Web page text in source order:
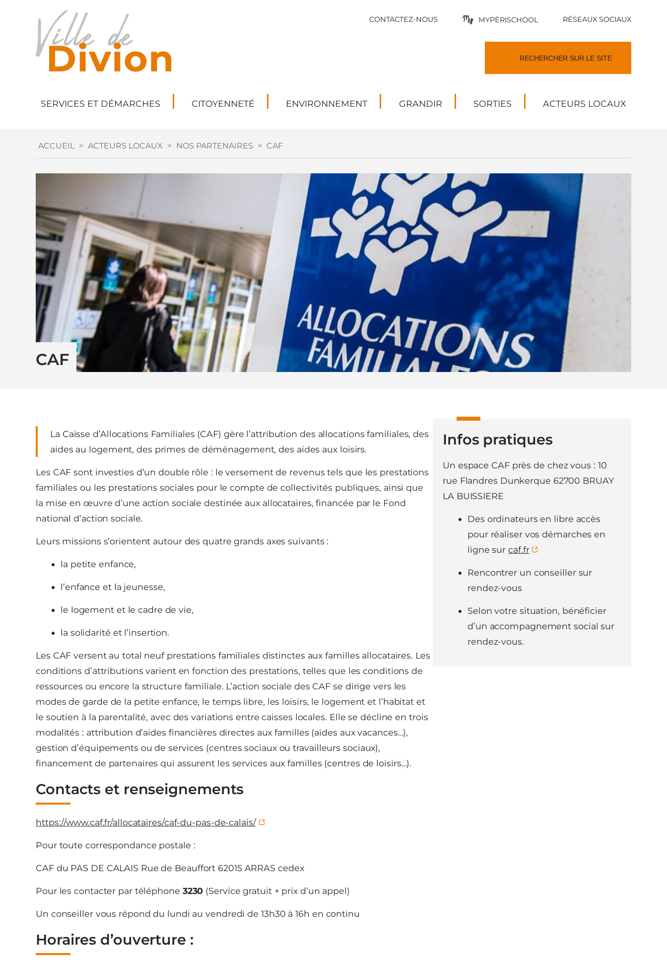
CONTACTEZ-NOUS MYPÉRISCHOOL RÉSEAUX SOCIAUX
SERVICES ET DÉMARCHES CITOYENNETÉ ENVIRONNEMENT GRANDIR SORTIES ACTEURS LOCAUX
ACCUEIL > ACTEURS LOCAUX > NOS PARTENAIRES > CAF
CAF
La Caisse d’Allocations Familiales (CAF) gère l’attribution des allocations familiales, des
aides au logement, des primes de déménagement, des aides aux loisirs.
Les CAF sont investies d’un double rôle : le versement de revenus tels que les prestations
familiales ou les prestations sociales pour le compte de collectivités publiques, ainsi que
la mise en œuvre d’une action sociale destinée aux allocataires, financée par le Fond
national d’action sociale.
Leurs missions s’orientent autour des quatre grands axes suivants :
la petite enfance,
l’enfance et la jeunesse,
le logement et le cadre de vie,
la solidarité et l’insertion.
Les CAF versent au total neuf prestations familiales distinctes aux familles allocataires. Les
conditions d’attributions varient en fonction des prestations, telles que les conditions de
ressources ou encore la structure familiale. L’action sociale des CAF se dirige vers les
modes de garde de la petite enfance, le temps libre, les loisirs, le logement et l’habitat et
le soutien à la parentalité, avec des variations entre caisses locales. Elle se décline en trois
modalités : attribution d’aides financières directes aux familles (aides aux vacances…),
gestion d’équipements ou de services (centres sociaux ou travailleurs sociaux),
financement de partenaires qui assurent les services aux familles (centres de loisirs…).
Contacts et renseignements
https://www.caf.fr/allocataires/caf-du-pas-de-calais/
Pour toute correspondance postale :
CAF du PAS DE CALAIS Rue de Beauffort 62015 ARRAS cedex
Pour les contacter par téléphone 3230 (Service gratuit + prix d’un appel)
Un conseiller vous répond du lundi au vendredi de 13h30 à 16h en continu
Horaires d’ouverture :
Infos pratiques
Un espace CAF près de chez vous : 10
rue Flandres Dunkerque 62700 BRUAY
LA BUISSIERE
Des ordinateurs en libre accès
pour réaliser vos démarches en
ligne surcaf.fr
Rencontrer un conseiller sur
rendez-vous
Selon votre situation, bénéficier
d’un accompagnement social sur
rendez-vous.